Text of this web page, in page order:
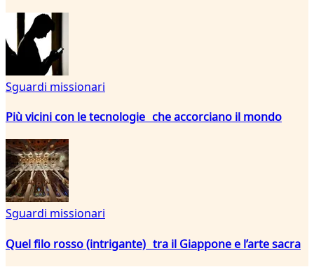
Sguardi missionari
Più vicini con le tecnologie che accorciano il mondo
Sguardi missionari
Quel filo rosso (intrigante) tra il Giappone e l’arte sacra